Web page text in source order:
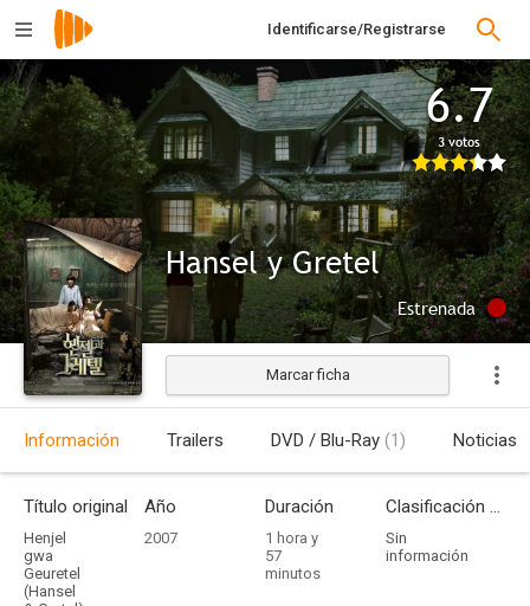
Identificarse/Registrarse
6.7
3 votos
Hansel y Gretel
Estrenada
Marcar ficha
Información Trailers DVD / Blu-Ray (1) Noticias
Título original
Henjel
gwa
Geuretel
(Hansel
Año
2007
Duración
1 hora y
57
minutos
Clasificación por edades
Sin
información